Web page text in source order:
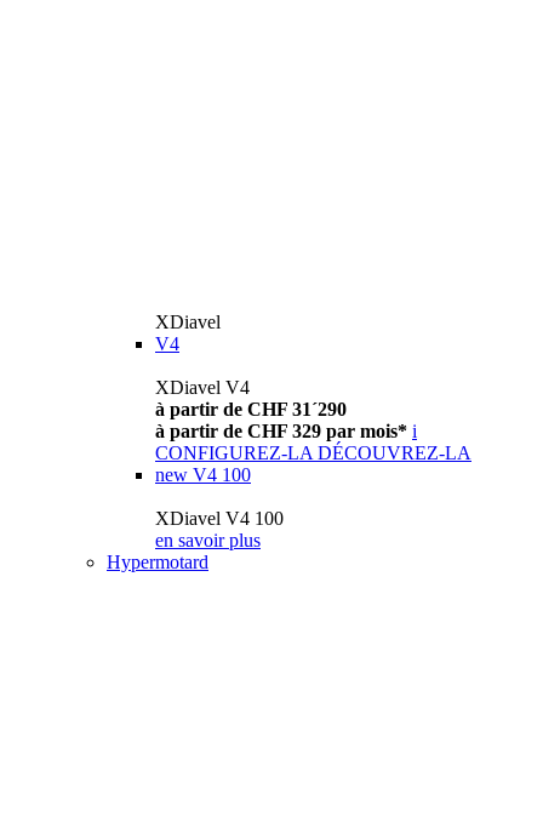
XDiavel
V4
XDiavel V4
à partir de CHF 31´290
à partir de CHF 329 par mois* i
CONFIGUREZ-LA DÉCOUVREZ-LA
new V4 100
XDiavel V4 100
en savoir plus
Hypermotard